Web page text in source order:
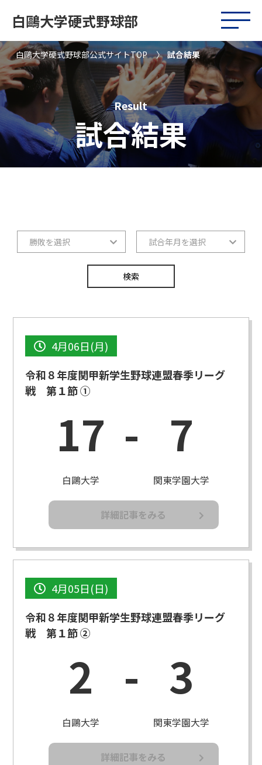
白鷗大学硬式野球部
白鷗大学硬式野球部公式サイトTOP 試合結果
Result
試合結果
4月06日(月)
令和８年度関甲新学生野球連盟春季リーグ
戦 第１節 ①
17
白鷗大学
- 7
関東学園大学
詳細記事をみる
4月05日(日)
令和８年度関甲新学生野球連盟春季リーグ
戦 第１節 ②
2
白鷗大学
- 3
関東学園大学
詳細記事をみる